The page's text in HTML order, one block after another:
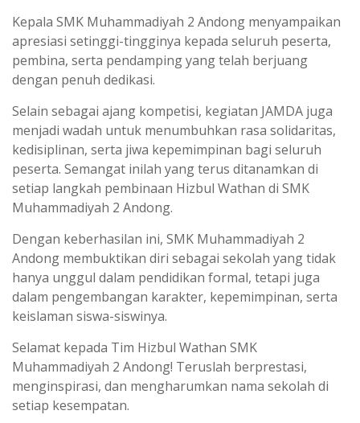
Kepala SMK Muhammadiyah 2 Andong menyampaikan
apresiasi setinggi-tingginya kepada seluruh peserta,
pembina, serta pendamping yang telah berjuang
dengan penuh dedikasi.
Selain sebagai ajang kompetisi, kegiatan JAMDA juga
menjadi wadah untuk menumbuhkan rasa solidaritas,
kedisiplinan, serta jiwa kepemimpinan bagi seluruh
peserta. Semangat inilah yang terus ditanamkan di
setiap langkah pembinaan Hizbul Wathan di SMK
Muhammadiyah 2 Andong.
Dengan keberhasilan ini, SMK Muhammadiyah 2
Andong membuktikan diri sebagai sekolah yang tidak
hanya unggul dalam pendidikan formal, tetapi juga
dalam pengembangan karakter, kepemimpinan, serta
keislaman siswa-siswinya.
Selamat kepada Tim Hizbul Wathan SMK
Muhammadiyah 2 Andong! Teruslah berprestasi,
menginspirasi, dan mengharumkan nama sekolah di
setiap kesempatan.